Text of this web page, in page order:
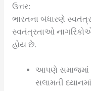
ઉત્તર:
ભારતના બંધારણે
સ્વતંત્રતાઓ
હોય છે.
આપણે સમાજમાં
સલામતી